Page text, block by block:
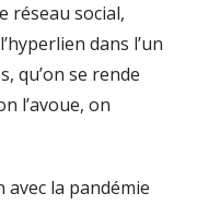
réseau social,
dans l’un
qu’on se rende
l’avoue, on
la pandémie